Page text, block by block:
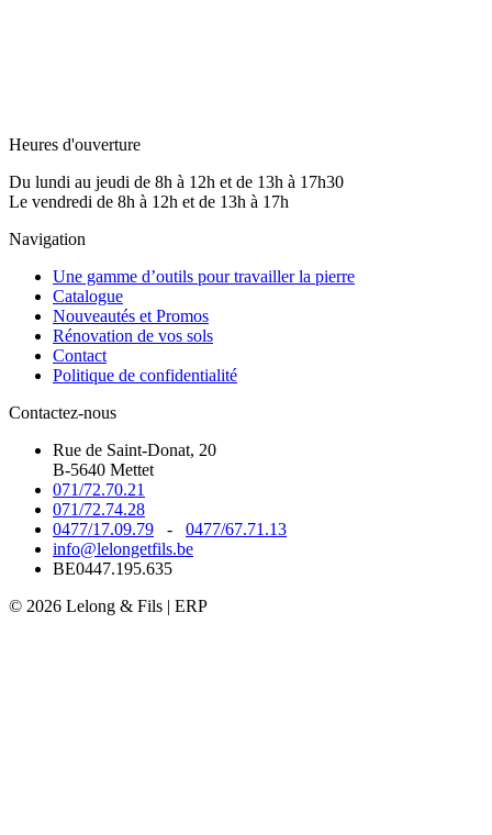
Heures d'ouverture
Du lundi au jeudi de 8h à 12h et de 13h à 17h30
Le vendredi de 8h à 12h et de 13h à 17h
Navigation
Une gamme d’outils pour travailler la pierre
Catalogue
Nouveautés et Promos
Rénovation de vos sols
Contact
Politique de confidentialité
Contactez-nous
Rue de Saint-Donat, 20
B-5640 Mettet
071/72.70.21
071/72.74.28
0477/17.09.79 - 0477/67.71.13
info@lelongetfils.be
BE0447.195.635
© 2026 Lelong & Fils | ERP